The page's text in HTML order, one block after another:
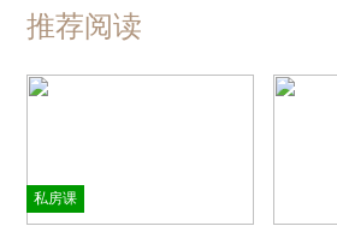
推荐阅读
私房课